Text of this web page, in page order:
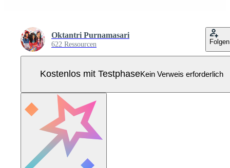
Oktantri Purnamasari
622 Ressourcen Folgen
Kostenlos mit TestphaseKein Verweis erforderlich